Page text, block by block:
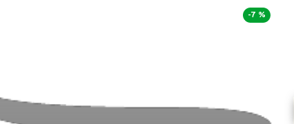
-7 %